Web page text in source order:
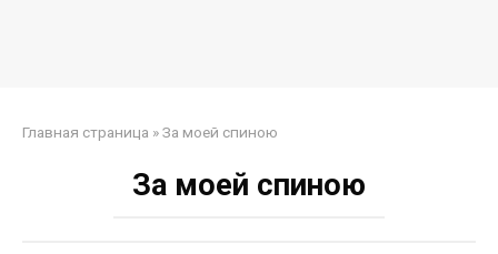
Главная страница »За моей спиною
За моей спиною